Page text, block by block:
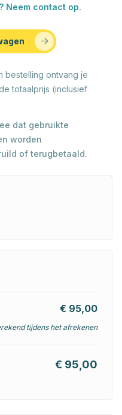
Neem contact op.
bestelling ontvang je
totaalprijs (inclusief
dat gebruikte
worden
of terugbetaald.
€ 95,00
tijdens het afrekenen
€ 95,00